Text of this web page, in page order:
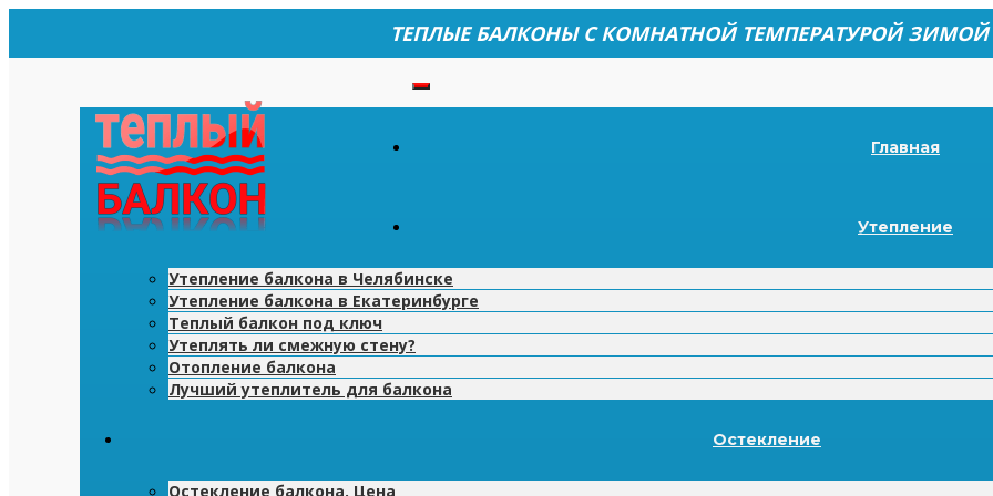
ТЕПЛЫЕ БАЛКОНЫ С КОМНАТНОЙ ТЕМПЕРАТУРОЙ ЗИМОЙ
Главная
Утепление
Утепление балкона в Челябинске
Утепление балкона в Екатеринбурге
Теплый балкон под ключ
Утеплять ли смежную стену?
Отопление балкона
Лучший утеплитель для балкона
Остекление
Остекление балкона. Цена